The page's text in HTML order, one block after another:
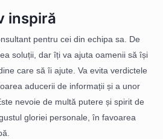
inspiră
pentru cei din echipa sa. De
soluții, dar îți va ajuta oamenii să își
care să îi ajute. Va evita verdictele
aducerii de informații și a unor
nevoie de multă putere și spirit de
gloriei personale, în favoarea